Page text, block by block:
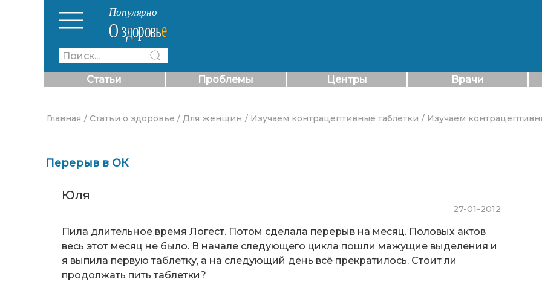
Статьи Проблемы Центры Врачи
Главная / Статьи о здоровье / Для женщин / Изучаем контрацептивные таблетки / Изучаем
Перерыв в ОК
Юля
27-01-2012
Пила длительное время Логест. Потом сделала перерыв на месяц. Половых актов
весь этот месяц не было. В начале следующего цикла пошли мажущие выделения и
я выпила первую таблетку, а на следующий день всё прекратилось. Стоит ли
продолжать пить таблетки?